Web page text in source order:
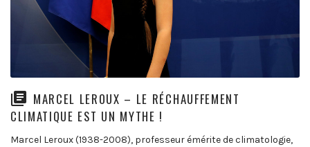
MARCEL LEROUX – LE RÉCHAUFFEMENT
CLIMATIQUE EST UN MYTHE !
Marcel Leroux (1938-2008), professeur émérite de climatologie,